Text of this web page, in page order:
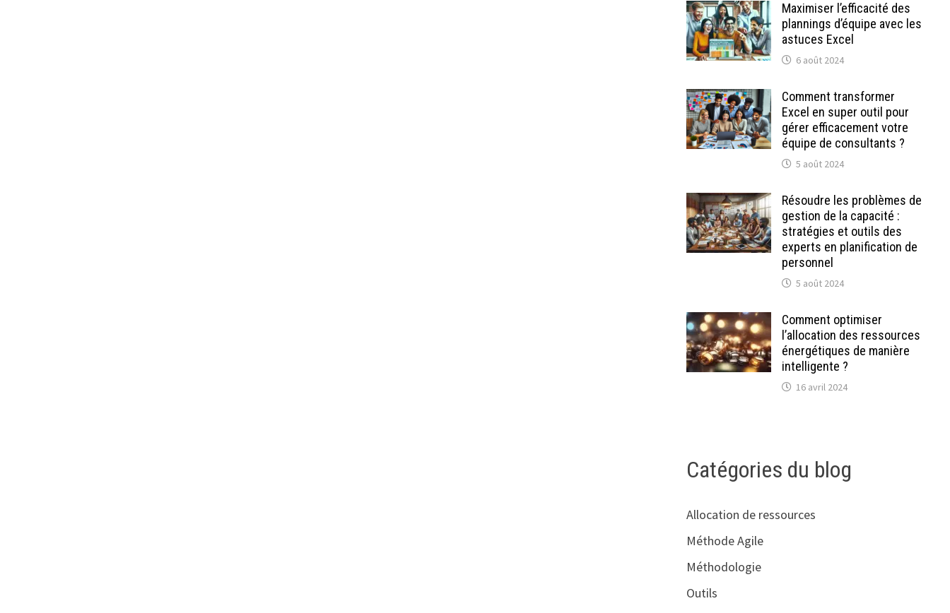
Maximiser l’efficacité des
plannings d’équipe avec les
astuces Excel
6 août 2024
Comment transformer
Excel en super outil pour
gérer efficacement votre
équipe de consultants ?
5 août 2024
Résoudre les problèmes de
gestion de la capacité :
stratégies et outils des
experts en planification de
personnel
5 août 2024
Comment optimiser
l’allocation des ressources
énergétiques de manière
intelligente ?
16 avril 2024
Catégories du blog
Allocation de ressources
Méthode Agile
Méthodologie
Outils